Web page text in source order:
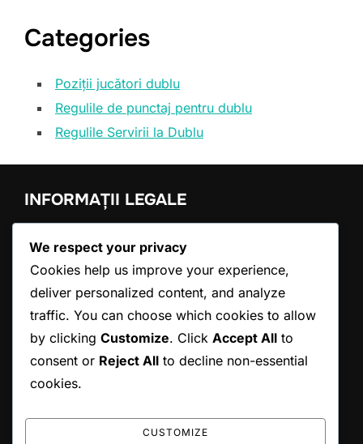
Categories
Poziții jucători dublu
Regulile de punctaj pentru dublu
Regulile Servirii la Dublu
INFORMAȚII LEGALE
Ia legătura cu noi
Termeni de utilizare
Preferințe cookie
Politica de protecție a datelor
CĂUTARE
for:
We respect your privacy
Cookies help us improve your experience,
deliver personalized content, and analyze
traffic. You can choose which cookies to allow
by clicking Customize. Click Accept All to
consent or Reject All to decline non-essential
cookies.
CUSTOMIZE